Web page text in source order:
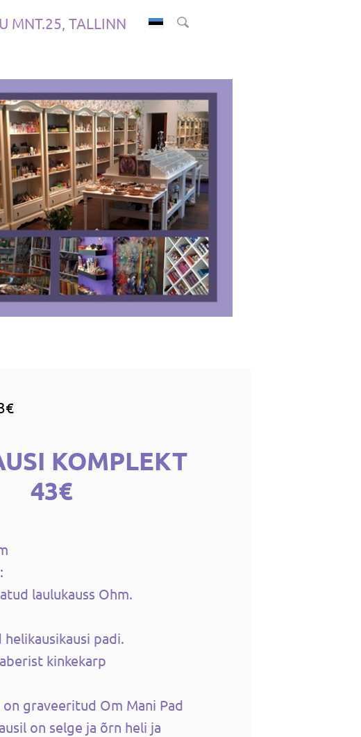
MNT.25, TALLINN
KOMPLEKT
43€
laulukauss Ohm.
padi.
kinkekarp
on graveeritud Om Mani Pad
on selge ja õrn heli ja